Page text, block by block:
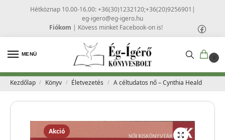
Hétköznap 10.00-16.00: +36(30)1232120;+36(20)9256901 |
eg-igero@eg-igero.hu
Fiókom | Kövess minket Facebook-on is!
MENÜ
0
Kezdőlap / Könyv / Életvezetés / A céltudatos nő – Cynthia Heald
Akció